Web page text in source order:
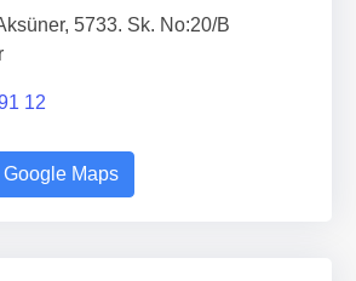
5733. Sk. No:20/B
12
Google Maps